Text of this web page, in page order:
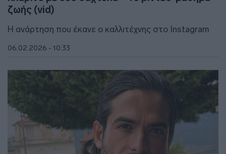
ζωής (vid)
Η ανάρτηση που έκανε ο καλλιτέχνης στο Instagram
06.02.2026 - 10:33